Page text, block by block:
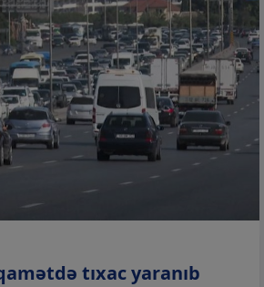
tıxac yaranıb